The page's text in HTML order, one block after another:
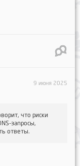
9 июня 2025
что риски
запросы,
ответы.